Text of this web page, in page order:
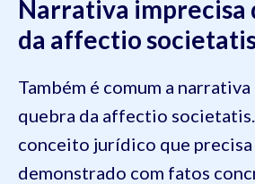
Narrativa imprecisa
da affectio
Também é comum a
quebra da affectio
conceito jurídico que precisa
demonstrado com fatos